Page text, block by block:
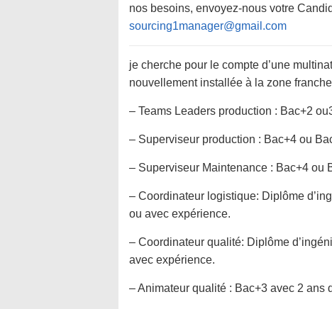
nos besoins, envoyez-nous votre
sourcing1manager@gmail.com
je cherche pour le compte d’une
nouvellement installée à la zone
– Teams Leaders production : Bac+2
– Superviseur production : Bac+4 ou
– Superviseur Maintenance : Bac+4 ou
– Coordinateur logistique: Diplôme
ou avec expérience.
– Coordinateur qualité: Diplôme
avec expérience.
– Animateur qualité : Bac+3 avec 2 ans